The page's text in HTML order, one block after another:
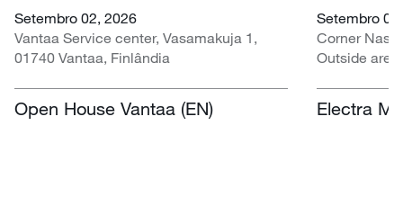
Setembro 02, 2026
Vantaa Service center, Vasamakuja 1,
01740 Vantaa, Finlândia
Open House Vantaa (EN)
Setembro
Corner
Outside area
Electra